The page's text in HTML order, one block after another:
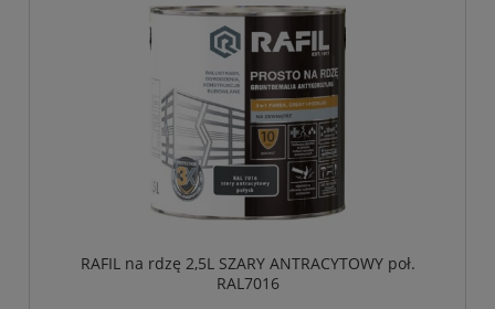
RAFIL na rdzę 2,5L SZARY ANTRACYTOWY poł.
RAL7016